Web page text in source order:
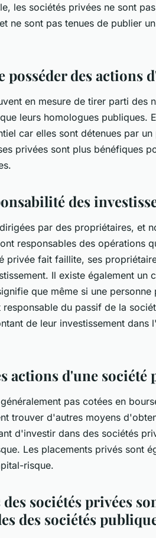
les sociétés privées ne sont
ne sont pas tenues de publier
posséder des actions
en mesure de tirer parti des
leurs homologues publiques.
car elles sont détenues par
privées sont plus bénéfiques
des
par des propriétaires, et
responsables des opérations
privée fait faillite, ses
Il existe également un
que même si une
du passif de la
de leur investissement dans
actions d'une société
pas cotées en
trouver d'autres moyens
d'investir dans des sociétés
Les placements privés sont
risque.
sociétés privées
des sociétés